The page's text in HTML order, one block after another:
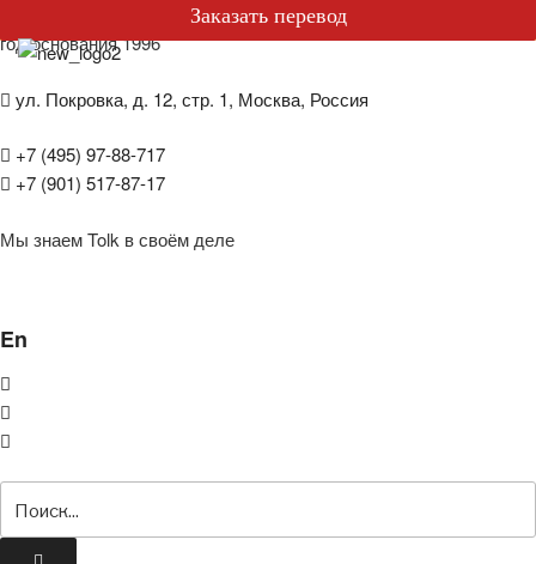
год основания 1996
ул. Покровка, д. 12, стр. 1, Москва, Россия
+7 (495) 97-88-717
+7 (901) 517-87-17
Мы знаем Tolk в своём деле
En
Специальные предложения
Заказать перевод